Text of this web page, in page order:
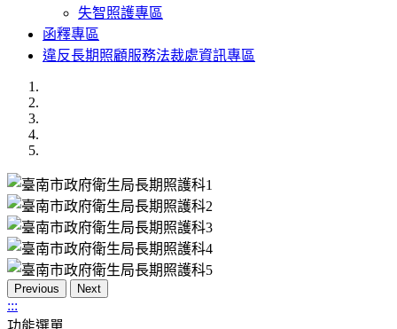
失智照護專區
函釋專區
違反長期照顧服務法裁處資訊專區
Previous Next
:::
功能選單